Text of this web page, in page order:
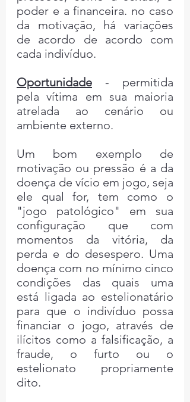
poder e a financeira. no caso
da motivação, há variações
de acordo de acordo com
cada indivíduo.
Oportunidade - permitida
pela vítima em sua maioria
atrelada ao cenário ou
ambiente externo.
Um bom exemplo de
motivação ou pressão é a da
doença de vício em jogo, seja
ele qual for, tem como o
"jogo patológico" em sua
configuração que com
momentos da vitória, da
perda e do desespero. Uma
doença com no mínimo cinco
condições das quais uma
está ligada ao estelionatário
para que o indivíduo possa
financiar o jogo, através de
ilícitos como a falsificação, a
fraude, o furto ou o
estelionato propriamente
dito.